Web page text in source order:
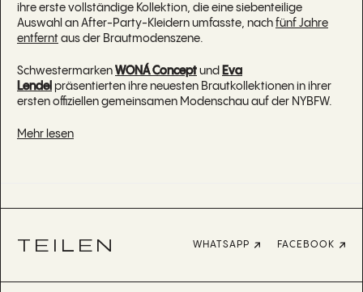
ihre erste vollständige Kollektion, die eine siebenteilige
Auswahl an After-Party-Kleidern umfasste, nach fünf Jahre
entfernt aus der Brautmodenszene.
Schwestermarken WONÁ Concept und Eva
Lendel präsentierten ihre neuesten Brautkollektionen in ihrer
ersten offiziellen gemeinsamen Modenschau auf der NYBFW.
Mehr lesen
TEILEN WHATSAPP FACEBOOK